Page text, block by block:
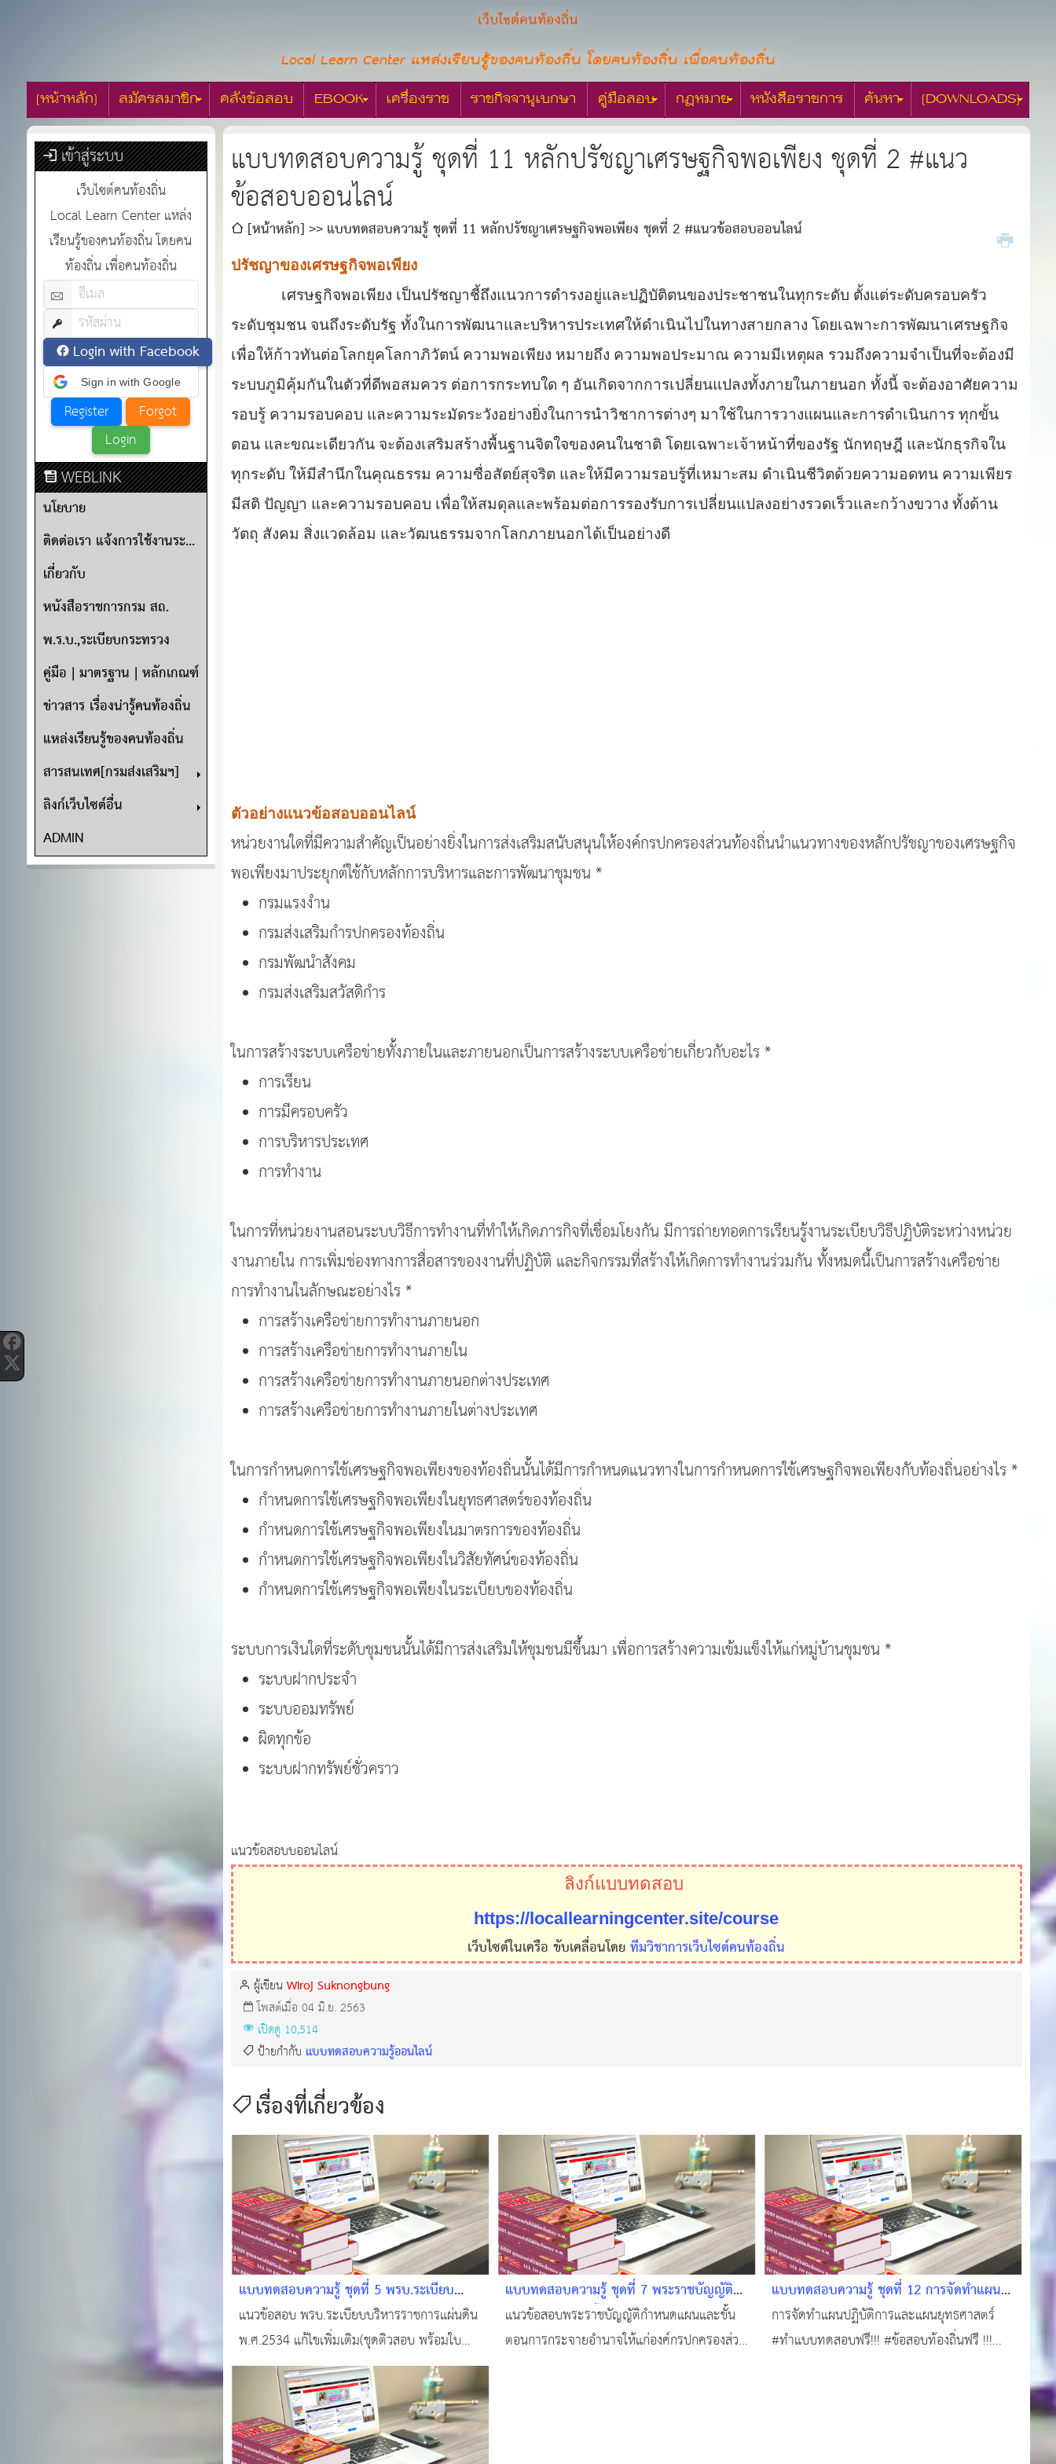
เว็บไซต์คนท้องถิ่น
Local Learn Center แหล่งเรียนรู้ของคนท้องถิ่น โดยคนท้องถิ่น เพื่อคนท้องถิ่น
[หน้าหลัก] สมัครสมาชิก คลังข้อสอบ EBOOK เครื่องราช ราชกิจจานุเบกษา คู่มือสอบ กฎหมาย หนังสือราชการ ค้นหา [DOWNLOADS]
เข้าสู่ระบบ
เว็บไซต์คนท้องถิ่น
Local Learn Center แหล่ง
เรียนรู้ของคนท้องถิ่น โดยคน
ท้องถิ่น เพื่อคนท้องถิ่น
Login with Facebook
Sign in with Google
WEBLINK
นโยบาย
ติดต่อเรา แจ้งการใช้งานระบบ
เกี่ยวกับ
หนังสือราชการกรม สถ.
พ.ร.บ.,ระเบียบกระทรวง
คู่มือ | มาตรฐาน | หลักเกณฑ์
ข่าวสาร เรื่องน่ารู้คนท้องถิ่น
แหล่งเรียนรู้ของคนท้องถิ่น
สารสนเทศ[กรมส่งเสริมฯ]
ลิงก์เว็บไซต์อื่น
ADMIN
แบบทดสอบความรู้ ชุดที่ 11 หลักปรัชญาเศรษฐกิจพอเพียง ชุดที่ 2 #แนว
ข้อสอบออนไลน์
[หน้าหลัก] แบบทดสอบความรู้ ชุดที่ 11 หลักปรัชญาเศรษฐกิจพอเพียง ชุดที่ 2 #แนวข้อสอบออนไลน์
ปรัชญาของเศรษฐกิจพอเพียง
เศรษฐกิจพอเพียง เป็นปรัชญาชี้ถึงแนวการดำรงอยู่และปฏิบัติตนของประชาชนในทุกระดับ ตั้งแต่ระดับครอบครัว
ระดับชุมชน จนถึงระดับรัฐ ทั้งในการพัฒนาและบริหารประเทศให้ดำเนินไปในทางสายกลาง โดยเฉพาะการพัฒนาเศรษฐกิจ
เพื่อให้ก้าวทันต่อโลกยุคโลกาภิวัตน์ ความพอเพียง หมายถึง ความพอประมาณ ความมีเหตุผล รวมถึงความจำเป็นที่จะต้องมี
ระบบภูมิคุ้มกันในตัวที่ดีพอสมควร ต่อการกระทบใด ๆ อันเกิดจากการเปลี่ยนแปลงทั้งภายในภายนอก ทั้งนี้ จะต้องอาศัยความ
รอบรู้ ความรอบคอบ และความระมัดระวังอย่างยิ่งในการนำวิชาการต่างๆ มาใช้ในการวางแผนและการดำเนินการ ทุกขั้น
ตอน และขณะเดียวกัน จะต้องเสริมสร้างพื้นฐานจิตใจของคนในชาติ โดยเฉพาะเจ้าหน้าที่ของรัฐ นักทฤษฎี และนักธุรกิจใน
ทุกระดับ ให้มีสำนึกในคุณธรรม ความซื่อสัตย์สุจริต และให้มีความรอบรู้ที่เหมาะสม ดำเนินชีวิตด้วยความอดทน ความเพียร
มีสติ ปัญญา และความรอบคอบ เพื่อให้สมดุลและพร้อมต่อการรองรับการเปลี่ยนแปลงอย่างรวดเร็วและกว้างขวาง ทั้งด้าน
วัตถุ สังคม สิ่งแวดล้อม และวัฒนธรรมจากโลกภายนอกได้เป็นอย่างดี
ตัวอย่างแนวข้อสอบออนไลน์
หน่วยงานใดที่มีความสำคัญเป็นอย่างยิ่งในการส่งเสริมสนับสนุนให้องค์กรปกครองส่วนท้องถิ่นนำแนวทางของหลักปรัชญาของเศรษฐกิจ
พอเพียงมาประยุกต์ใช้กับหลักการบริหารและการพัฒนาชุมชน *
กรมแรงงำน
กรมส่งเสริมกำรปกครองท้องถิ่น
กรมพัฒนำสังคม
กรมส่งเสริมสวัสดิกำร
ในการสร้างระบบเครือข่ายทั้งภายในและภายนอกเป็นการสร้างระบบเครือข่ายเกี่ยวกับอะไร *
การเรียน
การมีครอบครัว
การบริหารประเทศ
การทำงาน
ในการที่หน่วยงานสอนระบบวิธีการทำงานที่ทำให้เกิดภารกิจที่เชื่อมโยงกัน มีการถ่ายทอดการเรียนรู้งานระเบียบวิธีปฏิบัติระหว่างหน่วย
งานภายใน การเพิ่มช่องทางการสื่อสารของงานที่ปฏิบัติ และกิจกรรมที่สร้างให้เกิดการทำงานร่วมกัน ทั้งหมดนี้เป็นการสร้างเครือข่าย
การทำงานในลักษณะอย่างไร *
การสร้างเครือข่ายการทำงานภายนอก
การสร้างเครือข่ายการทำงานภายใน
การสร้างเครือข่ายการทำงานภายนอกต่างประเทศ
การสร้างเครือข่ายการทำงานภายในต่างประเทศ
ในการกำหนดการใช้เศรษฐกิจพอเพียงของท้องถิ่นนั้นได้มีการกำหนดแนวทางในการกำหนดการใช้เศรษฐกิจพอเพียงกับท้องถิ่นอย่างไร *
กำหนดการใช้เศรษฐกิจพอเพียงในยุทธศาสตร์ของท้องถิ่น
กำหนดการใช้เศรษฐกิจพอเพียงในมาตรการของท้องถิ่น
กำหนดการใช้เศรษฐกิจพอเพียงในวิสัยทัศน์ของท้องถิ่น
กำหนดการใช้เศรษฐกิจพอเพียงในระเบียบของท้องถิ่น
ระบบการเงินใดที่ระดับชุมชนนั้นได้มีการส่งเสริมให้ชุมชนมีขึ้นมา เพื่อการสร้างความเข้มแข็งให้แก่หมู่บ้านชุมชน *
ระบบฝากประจำ
ระบบออมทรัพย์
ผิดทุกข้อ
ระบบฝากทรัพย์ชั่วคราว
แนวข้อสอบบออนไลน์
ลิงก์แบบทดสอบ
https://locallearningcenter.site/course
เว็บไซต์ในเครือ ขับเคลื่อนโดยทีมวิชาการเว็บไซต์คนท้องถิ่น
ผู้เขียนWiroj Suknongbung
โพสต์เมื่อ 04 มิ.ย. 2563
เปิดดู 10,514
ป้ายกำกับ แบบทดสอบความรู้ออนไลน์
เรื่องที่เกี่ยวข้อง
แบบทดสอบความรู้ ชุดที่ 5 พรบ.ระเบียบ
บริหารราชการแผ่นดิน พ.ศ.2534 และแก้ไข
เพิ่มเติม #แนวข้อสอบออนไลน์ พร้อมใบ
เกียรติบัตร
แนวข้อสอบ พรบ.ระเบียบบริหารราชการแผ่นดิน
พ.ศ.2534 แก้ไขเพิ่มเติม(ชุดติวสอบ พร้อมใบ
เกียรติบัตร) #ทำแบบทดสอบฟรี!!! #ข้อสอบท้อง
ถิ่นฟรี !!! #สอบบรรจุท้องถิ่น #แหล่งเรียนรู้ของ
คนท้องถิ่น #ติวสอบออนไลน์ #แนวข้อสอบ
ออนไลน์
แบบทดสอบความรู้ ชุดที่ 7 พระราชบัญญัติ
กำหนดแผนและขั้นตอนการกระจายอำนาจฯ
#แนวข้อสอบออนไลน์
แนวข้อสอบพระราชบัญญัติกำหนดแผนและขั้น
ตอนการกระจายอำนาจให้แก่องค์กรปกครองส่วน
แบบทดสอบความรู้ ชุดที่ 12 การจัดทำแผน
ปฏิบัติการและแผนยุทธศาสตร์ #แนวข้อสอบ
ออนไลน์
การจัดทำแผนปฏิบัติการและแผนยุทธศาสตร์
#ทำแบบทดสอบฟรี!!! #ข้อสอบท้องถิ่นฟรี !!!